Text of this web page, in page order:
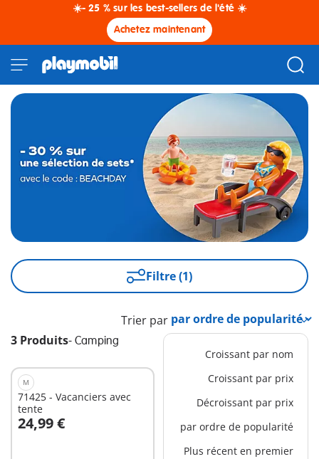
☀️- 25 % sur les best-sellers de l'été ☀️
Achetez maintenant
Filtre (1)
3 Produits- Camping
Trier par
Croissant par nom
Croissant par prix
Décroissant par prix
par ordre de popularité
Plus récent en premier
M
71425 - Vacanciers avec
tente
24,99 €
Au panier
9323 - Valisette Campeurs
19,99 €
Au panier